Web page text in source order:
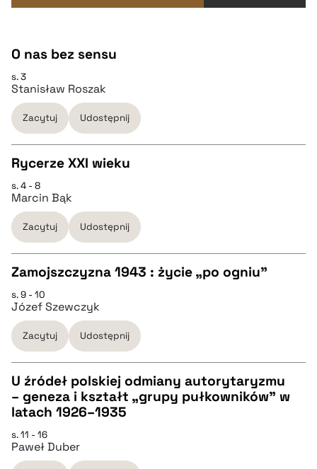
O nas bez sensu
s. 3
Stanisław Roszak
Zacytuj Udostępnij
CZYSTY TEKST
pobierz cytat
BIBTEX
pobierz cytat
Rycerze XXI wieku
s. 4 - 8
Marcin Bąk
Zacytuj Udostępnij
CZYSTY TEKST
pobierz cytat
BIBTEX
Zamojszczyzna 1943 : życie „po ogniu”
s. 9 - 10
Józef Szewczyk
Zacytuj Udostępnij
CZYSTY TEKST
pobierz cytat
U źródeł polskiej odmiany autorytaryzmu
– geneza i kształt „grupy pułkowników” w
latach 1926–1935
s. 11 - 16
Paweł Duber